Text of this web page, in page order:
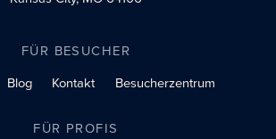
FÜR BESUCHER
Blog Kontakt Besucherzentrum
FÜR PROFIS